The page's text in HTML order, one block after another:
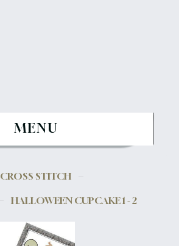
MENU
CROSS STITCH
HALLOWEEN CUPCAKE 1 - 2